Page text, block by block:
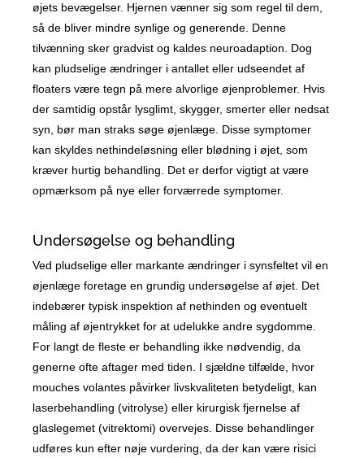
øjets bevægelser. Hjernen vænner sig som regel til dem,
så de bliver mindre synlige og generende. Denne
tilvænning sker gradvist og kaldes neuroadaption. Dog
kan pludselige ændringer i antallet eller udseendet af
floaters være tegn på mere alvorlige øjenproblemer. Hvis
der samtidig opstår lysglimt, skygger, smerter eller nedsat
syn, bør man straks søge øjenlæge. Disse symptomer
kan skyldes nethindeløsning eller blødning i øjet, som
kræver hurtig behandling. Det er derfor vigtigt at være
opmærksom på nye eller forværrede symptomer.
Undersøgelse og behandling
Ved pludselige eller markante ændringer i synsfeltet vil en
øjenlæge foretage en grundig undersøgelse af øjet. Det
indebærer typisk inspektion af nethinden og eventuelt
måling af øjentrykket for at udelukke andre sygdomme.
For langt de fleste er behandling ikke nødvendig, da
generne ofte aftager med tiden. I sjældne tilfælde, hvor
mouches volantes påvirker livskvaliteten betydeligt, kan
laserbehandling (vitrolyse) eller kirurgisk fjernelse af
glaslegemet (vitrektomi) overvejes. Disse behandlinger
udføres kun efter nøje vurdering, da der kan være risici